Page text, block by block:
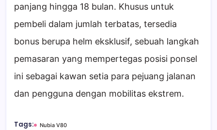
panjang hingga 18 bulan. Khusus untuk
pembeli dalam jumlah terbatas, tersedia
bonus berupa helm eksklusif, sebuah langkah
pemasaran yang mempertegas posisi ponsel
ini sebagai kawan setia para pejuang jalanan
dan pengguna dengan mobilitas ekstrem.
Tags: Nubia V80